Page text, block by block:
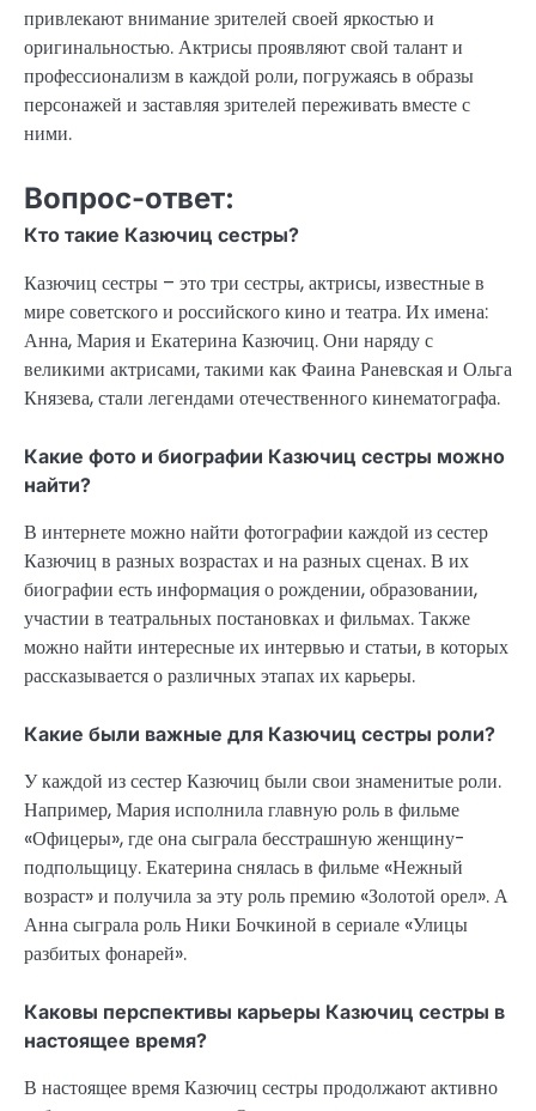
привлекают внимание зрителей своей яркостью и
оригинальностью. Актрисы проявляют свой талант и
профессионализм в каждой роли, погружаясь в образы
персонажей и заставляя зрителей переживать вместе с
ними.
Вопрос-ответ:
Кто такие Казючиц сестры?
Казючиц сестры – это три сестры, актрисы, известные в
мире советского и российского кино и театра. Их имена:
Анна, Мария и Екатерина Казючиц. Они наряду с
великими актрисами, такими как Фаина Раневская и Ольга
Князева, стали легендами отечественного кинематографа.
Какие фото и биографии Казючиц сестры можно
найти?
В интернете можно найти фотографии каждой из сестер
Казючиц в разных возрастах и на разных сценах. В их
биографии есть информация о рождении, образовании,
участии в театральных постановках и фильмах. Также
можно найти интересные их интервью и статьи, в которых
рассказывается о различных этапах их карьеры.
Какие были важные для Казючиц сестры роли?
У каждой из сестер Казючиц были свои знаменитые роли.
Например, Мария исполнила главную роль в фильме
«Офицеры», где она сыграла бесстрашную женщину-
подпольщицу. Екатерина снялась в фильме «Нежный
возраст» и получила за эту роль премию «Золотой орел». А
Анна сыграла роль Ники Бочкиной в сериале «Улицы
разбитых фонарей».
Каковы перспективы карьеры Казючиц сестры в
настоящее время?
В настоящее время Казючиц сестры продолжают активно